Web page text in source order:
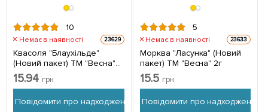
10
Немає в наявності 23629
Квасоля "Блаухільде"
(Новий пакет) ТМ "Весна"
2г
15.94 грн
Повідомити про надходження
5
Немає в наявності 23633
Морква "Ласунка" (Новий
пакет) ТМ "Весна" 2г
15.5 грн
Повідомити про надходження